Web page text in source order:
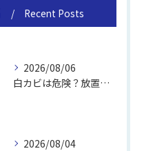
Recent Posts
2026/08/06
白カビは危険？放置のリスクと取り方
2026/08/04